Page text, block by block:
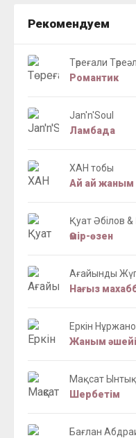
Рекомендуем
Төреғали
Романтик
Jan'n'Soul
Ламбада
ХАН тобы
Ай ай жаным
Қуат Әбілов
Өмір-өзен
Ағайынды
Нағыз
Еркін
Жаным
Мақсат
Шербетім
Бағлан